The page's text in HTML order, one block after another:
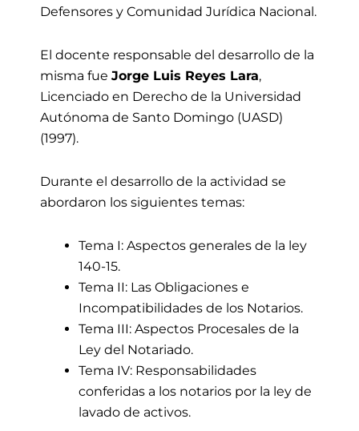
Defensores y Comunidad Jurídica Nacional.
El docente responsable del desarrollo de la
misma fue Jorge Luis Reyes Lara,
Licenciado en Derecho de la Universidad
Autónoma de Santo Domingo (UASD)
(1997).
Durante el desarrollo de la actividad se
abordaron los siguientes temas:
Tema I: Aspectos generales de la ley
140-15.
Tema II: Las Obligaciones e
Incompatibilidades de los Notarios.
Tema III: Aspectos Procesales de la
Ley del Notariado.
Tema IV: Responsabilidades
conferidas a los notarios por la ley de
lavado de activos.